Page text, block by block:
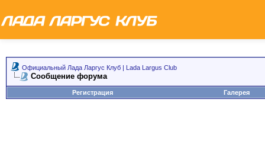
Официальный Лада Ларгус Клуб | Lada Largus Club
Сообщение форума
Регистрация Галерея